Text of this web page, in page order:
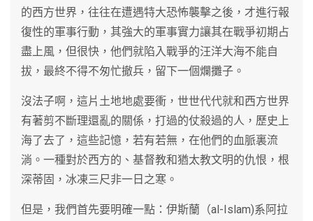
的西方世界，往往在遭遇特大恐怖襲擊之後，才進行報
復性的軍事行動，其強大的軍事實力讓其在戰爭初期占
盡上風，但很快，他們就陷入戰爭的汪洋大海不能自
拔，最終不得不匆忙撤兵，留下一個爛攤子。
沒法子啊，這片土地地處要衝，世世代代就和西方世界
有著剪不斷理還亂的關係，打過的仗殺過的人，歷史上
海了去了，這些記憶，若有若無，在他們的血脈裏流
淌。一種對於西方的、基督教和猶太教文明的仇恨，根
深蒂固，冰凍三尺非一日之寒。
但是，我們首先要明確一點：伊斯蘭（al-Islam)系阿拉